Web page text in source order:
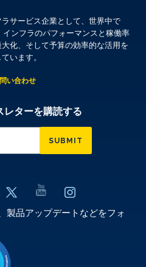
サービス企業として、世界中で
ンフラのパフォーマンスと稼働率
化、そして予算の効率的な活用を
います。
い合わせ
レターを購読する
SUBMIT
製品アップデートなどをフォ